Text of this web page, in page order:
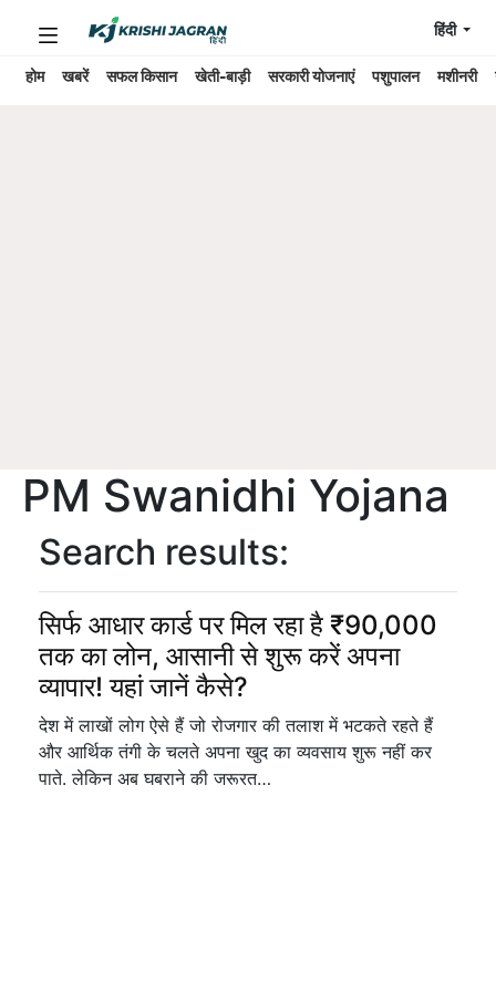
होम खबरें सफल किसान खेती-बाड़ी सरकारी योजनाएं पशुपालन मशीनरी
हिंदी
PM Swanidhi Yojana
Search results:
सिर्फ आधार कार्ड पर मिल रहा है ₹90,000
तक का लोन, आसानी से शुरू करें अपना
व्यापार! यहां जानें कैसे?
देश में लाखों लोग ऐसे हैं जो रोजगार की तलाश में भटकते रहते हैं
और आर्थिक तंगी के चलते अपना खुद का व्यवसाय शुरू नहीं कर
पाते. लेकिन अब घबराने की जरूरत…